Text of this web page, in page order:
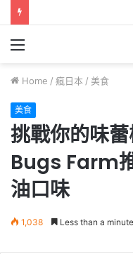
Home / 瘋日本 / 美食
美食
挑戰你的味
Bugs Farm
油口味
1,038 Less than a minute